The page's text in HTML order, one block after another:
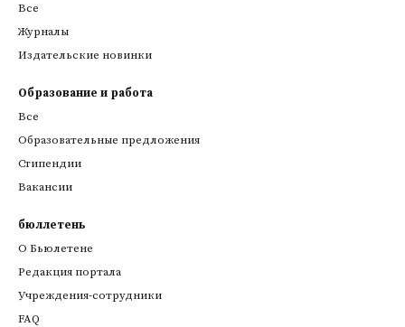
Все
Журналы
Издательские новинки
Образование и работа
Все
Образовательные предложения
Стипендии
Вакансии
бюллетень
О Бьюлетене
Редакция портала
Учреждения-сотрудники
FAQ